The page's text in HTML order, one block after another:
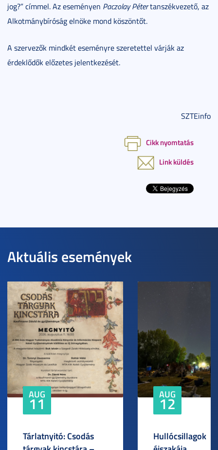
jog?” címmel. Az eseményen Paczolay Pétertanszékvezető, az
Alkotmánybíróság elnöke mond köszöntőt.
A szervezők mindkét eseményre szeretettel várják az
érdeklődők előzetes jelentkezését.
SZTEinfo
Cikk nyomtatás
Link küldés
Aktuális események
AUG
11
Tárlatnyitó: Csodás
AUG
12
Hullócsillagok